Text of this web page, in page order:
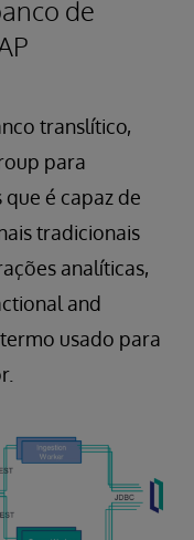
de
translítico,
para
é capaz de
tradicionais
analíticas,
and
usado para